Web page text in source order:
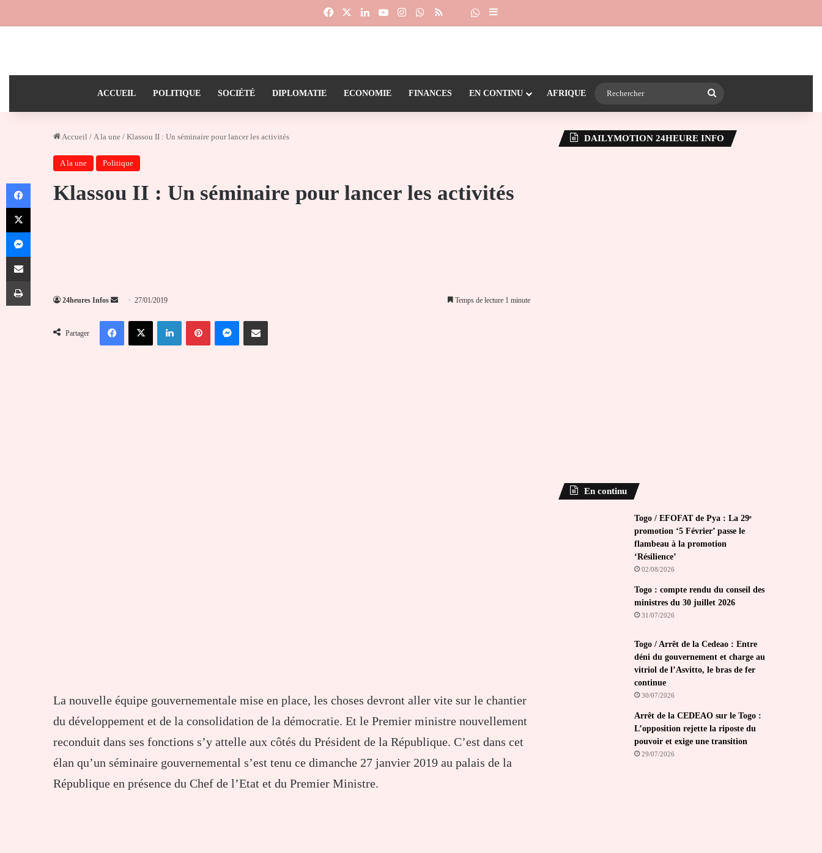
FacebookLinkedinYouTubeInstagramWhatsApp
RSS Dailymotion
Suivre la chaîne 24heureinfo sur WhatsApp
Sidebar (barre latérale)
ACCUEIL POLITIQUE SOCIÉTÉ DIPLOMATIE ECONOMIE FINANCES EN CONTINU AFRIQUE
Accueil / A la une / Klassou II : Un séminaire pour lancer les activités
A la une Politique
Klassou II : Un séminaire pour lancer les activités
24heures Infos
Envoyer
courriel
27/01/2019 Temps de lecture 1 minute
Partager
FacebookX LinkedinPinterestMessengerPartager par email
La nouvelle équipe gouvernementale mise en place, les choses devront aller vite sur le chantier
du développement et de la consolidation de la démocratie. Et le Premier ministre nouvellement
reconduit dans ses fonctions s’y attelle aux côtés du Président de la République. C’est dans cet
élan qu’un séminaire gouvernemental s’est tenu ce dimanche 27 janvier 2019 au palais de la
République en présence du Chef de l’Etat et du Premier Ministre.
DAILYMOTION 24HEURE INFO
En continu
Togo / EFOFAT de Pya : La 29ᵉ
promotion ‘5 Février’ passe le
flambeau à la promotion
‘Résilience’
02/08/2026
Togo : compte rendu du conseil des
ministres du 30 juillet 2026
31/07/2026
Togo / Arrêt de la Cedeao : Entre
déni du gouvernement et charge au
vitriol de l’Asvitto, le bras de fer
continue
30/07/2026
Arrêt de la CEDEAO sur le Togo :
L’opposition rejette la riposte du
pouvoir et exige une transition
29/07/2026
Facebook
X
Messenger
Partager par email